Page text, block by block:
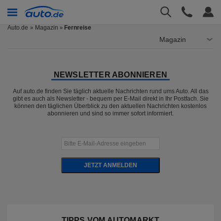
Auto.de Magazin » Fernreise
Magazin
NEWSLETTER ABONNIEREN
Auf auto.de finden Sie täglich aktuelle Nachrichten rund ums Auto. All das
gibt es auch als Newsletter - bequem per E-Mail direkt in Ihr Postfach. Sie
können den täglichen Überblick zu den aktuellen Nachrichten kostenlos
abonnieren und sind so immer sofort informiert.
JETZT ANMELDEN